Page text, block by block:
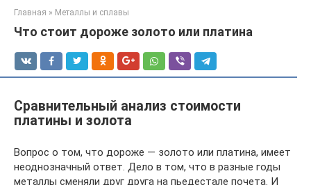
Главная » Металлы и сплавы
Что стоит дороже золото или платина
Сравнительный анализ стоимости
платины и золота
Вопрос о том, что дороже — золото или платина, имеет
неоднозначный ответ. Дело в том, что в разные годы
металлы сменяли друг друга на пьедестале почета. И